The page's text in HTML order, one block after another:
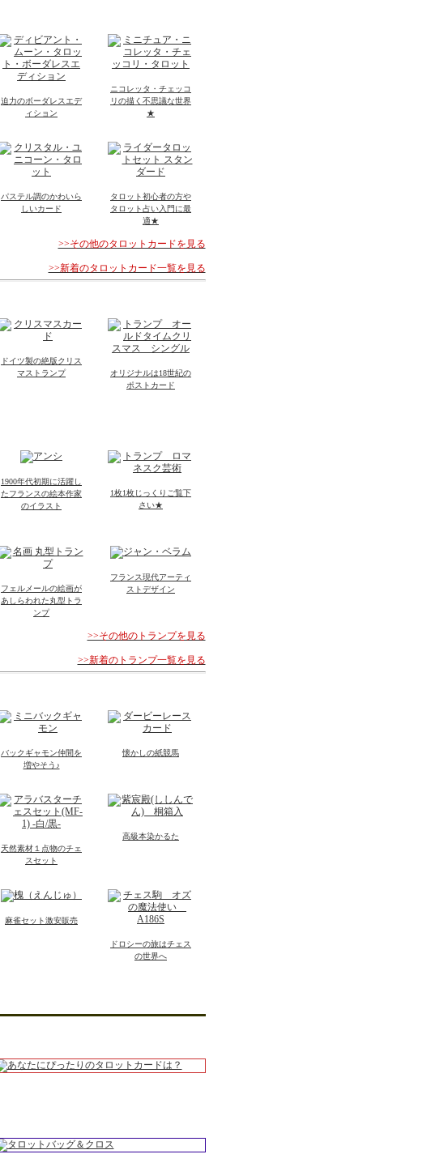
迫力のボーダレスエデ
ィション
ニコレッタ・チェッコ
リの描く不思議な世界
★
パステル調のかわいら
しいカード
タロット初心者の方や
タロット占い入門に最
適★
>>その他のタロットカードを見る
>>新着のタロットカード一覧を見る
ドイツ製の絶版クリス
マストランプ
オリジナルは18世紀の
ポストカード
1900年代初期に活躍し
たフランスの絵本作家
のイラスト
1枚1枚じっくりご覧下
さい★
フェルメールの絵画が
あしらわれた丸型トラ
ンプ
フランス現代アーティ
ストデザイン
>>その他のトランプを見る
>>新着のトランプ一覧を見る
バックギャモン仲間を
増やそう♪
懐かしの紙競馬
天然素材１点物のチェ
スセット
高級本染かるた
麻雀セット激安販売
ドロシーの旅はチェス
の世界へ